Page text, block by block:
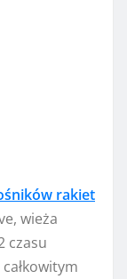
rakiet
wieża
czasu